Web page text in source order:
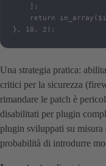
    ];
return
}, 10, 2);
Una strategia pratica:
critici per la sicurezza
rimandare le patch è
disabilitati per plugin
plugin sviluppati su
probabilità di introdurre